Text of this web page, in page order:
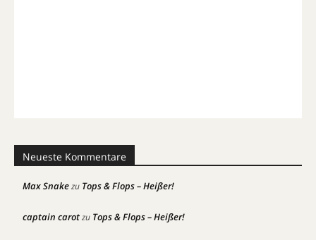
Neueste Kommentare
Max Snakezu Tops & Flops – Heißer!
captain carotzu Tops & Flops – Heißer!